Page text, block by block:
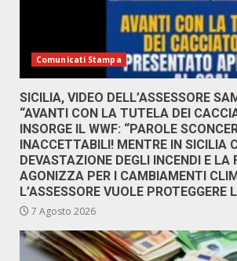
Comunicati Stampa
SICILIA, VIDEO DELL’ASSESSORE
“AVANTI CON LA TUTELA DEI
INSORGE IL WWF: “PAROLE
INACCETTABILI! MENTRE IN SICILIA
DEVASTAZIONE DEGLI INCENDI E LA
AGONIZZA PER I CAMBIAMENTI
L’ASSESSORE VUOLE PROTEGGERE
7 Agosto 2026